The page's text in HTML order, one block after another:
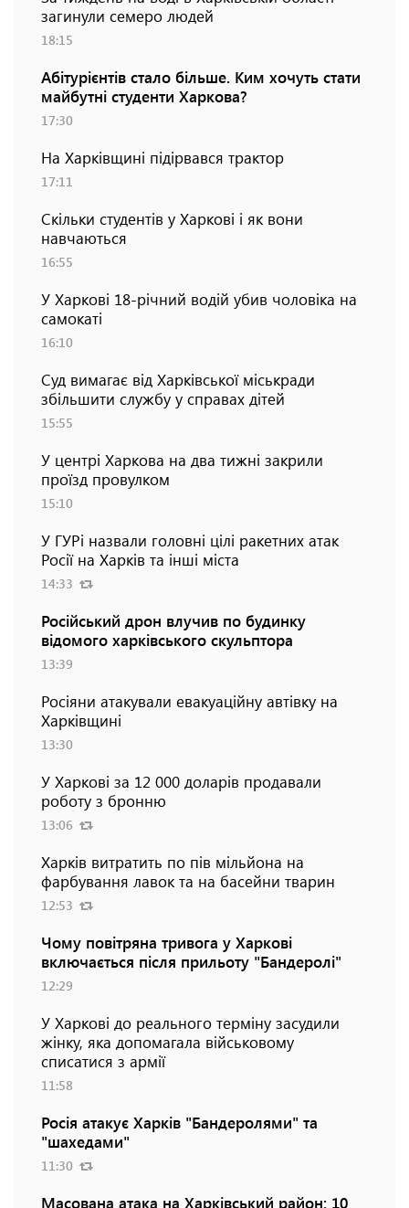
загинули семеро людей
18:15
Абітурієнтів стало більше. Ким хочуть стати
майбутні студенти Харкова?
17:30
На Харківщині підірвався трактор
17:11
Скільки студентів у Харкові і як вони
навчаються
16:55
У Харкові 18-річний водій убив чоловіка на
самокаті
16:10
Суд вимагає від Харківської міськради
збільшити службу у справах дітей
15:55
У центрі Харкова на два тижні закрили
проїзд провулком
15:10
У ГУРі назвали головні цілі ракетних атак
Росії на Харків та інші міста
14:33
Російський дрон влучив по будинку
відомого харківського скульптора
13:39
Росіяни атакували евакуаційну автівку на
Харківщині
13:30
У Харкові за 12 000 доларів продавали
роботу з бронню
13:06
Харків витратить по пів мільйона на
фарбування лавок та на басейни тварин
12:53
Чому повітряна тривога у Харкові
включається після прильоту "Бандеролі"
12:29
У Харкові до реального терміну засудили
жінку, яка допомагала військовому
списатися з армії
11:58
Росія атакує Харків "Бандеролями" та
"шахедами"
11:30
Масована атака на Харківський район: 10